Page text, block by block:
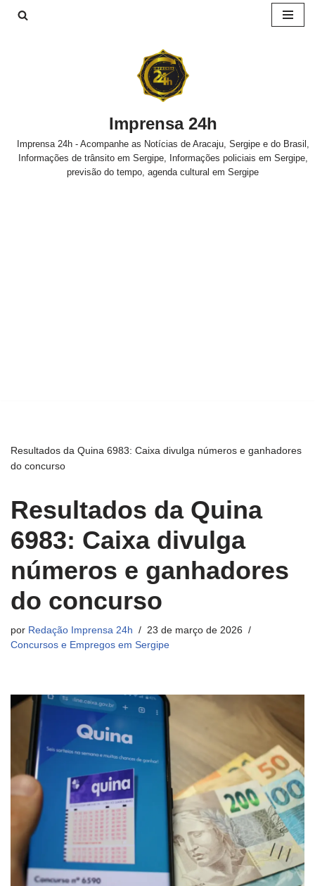
Imprensa 24h
Imprensa 24h - Acompanhe as Notícias de Aracaju, Sergipe e do Brasil,
Informações de trânsito em Sergipe, Informações policiais em Sergipe,
previsão do tempo, agenda cultural em Sergipe
Resultados da Quina 6983: Caixa divulga números e ganhadores
do concurso
Resultados da Quina
6983: Caixa divulga
números e ganhadores
do concurso
por Redação Imprensa 24h
23 de março de 2026
Concursos e Empregos em Sergipe